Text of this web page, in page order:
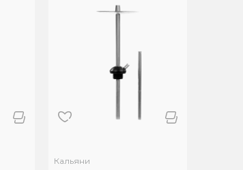
Кальяни